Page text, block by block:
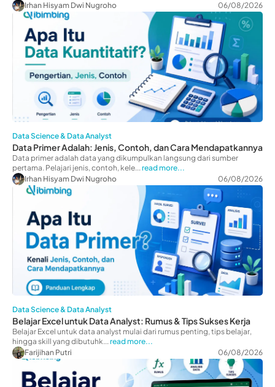
Irhan Hisyam Dwi Nugroho
06/08/2026
Data Science & Data Analyst
Data Primer Adalah: Jenis, Contoh, dan Cara Mendapatkannya
Data primer adalah data yang dikumpulkan langsung dari sumber
pertama. Pelajari jenis, contoh, kele...read more...
Irhan Hisyam Dwi Nugroho
06/08/2026
Data Science & Data Analyst
Belajar Excel untuk Data Analyst: Rumus & Tips Sukses Kerja
Belajar Excel untuk data analyst mulai dari rumus penting, tips belajar,
hingga skill yang dibutuhk...read more...
Farijihan Putri
06/08/2026